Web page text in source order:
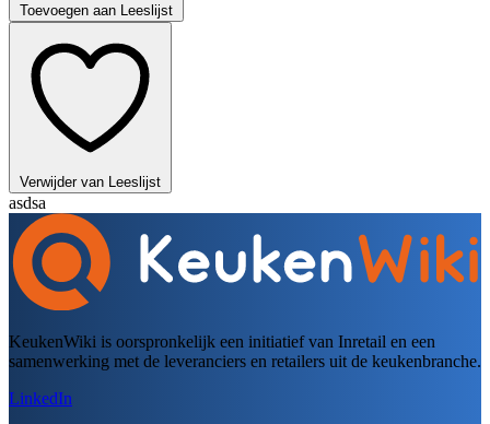
Toevoegen aan Leeslijst
Verwijder van Leeslijst
asdsa
KeukenWiki is oorspronkelijk een initiatief van Inretail en een
samenwerking met de leveranciers en retailers uit de keukenbranche.
LinkedIn